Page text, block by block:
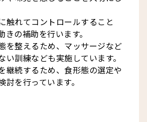
触れてコントロールすること
きの補助を行います。
を整えるため、マッサージなど
い訓練なども実施しています。
継続するため、食形態の選定や
討を行っています。